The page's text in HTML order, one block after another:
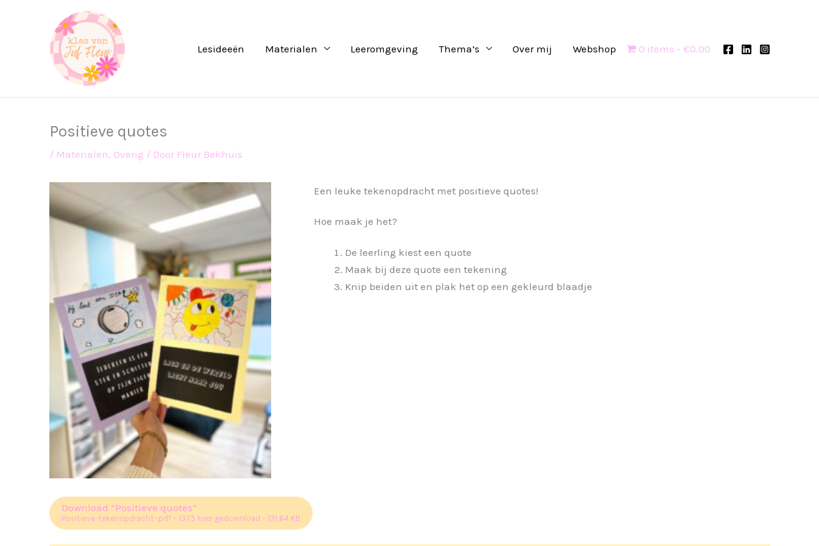
Lesideeën Materialen Leeromgeving Thema’s Over mij Webshop 0 items €0.00
Positieve quotes
/ Materialen, Overig / Door Fleur Bekhuis
Een leuke tekenopdracht met positieve quotes!
Hoe maak je het?
De leerling kiest een quote
Maak bij deze quote een tekening
Knip beiden uit en plak het op een gekleurd blaadje
Download “Positieve quotes”
Positieve-tekenopdracht-.pdf – 1375 keer gedownload – 131,64 KB